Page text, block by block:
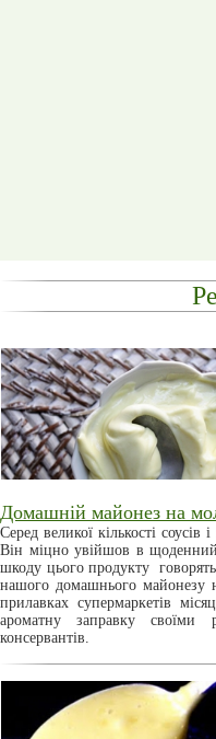
Домашній майонез на
Серед великої кількості
Він міцно увійшов в
шкоду цього продукту
нашого домашнього майонезу
прилавках супермаркетів
ароматну заправку
консервантів.